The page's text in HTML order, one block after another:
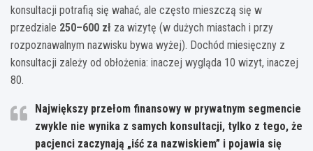
konsultacji potrafią się wahać, ale często mieszczą się w
przedziale 250–600 zł za wizytę (w dużych miastach i przy
rozpoznawalnym nazwisku bywa wyżej). Dochód miesięczny z
konsultacji zależy od obłożenia: inaczej wygląda 10 wizyt, inaczej
80.
Największy przełom finansowy w prywatnym segmencie
zwykle nie wynika z samych konsultacji, tylko z tego, że
pacjenci zaczynają „iść za nazwiskiem” i pojawia się